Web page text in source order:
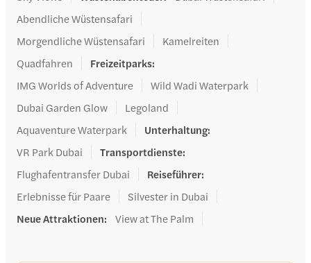
Abendliche Wüstensafari
Morgendliche Wüstensafari
Kamelreiten
Quadfahren
Freizeitparks:
IMG Worlds of Adventure
Wild Wadi Waterpark
Dubai Garden Glow
Legoland
Aquaventure Waterpark
Unterhaltung:
VR Park Dubai
Transportdienste:
Flughafentransfer Dubai
Reiseführer:
Erlebnisse für Paare
Silvester in Dubai
Neue Attraktionen: View at The Palm